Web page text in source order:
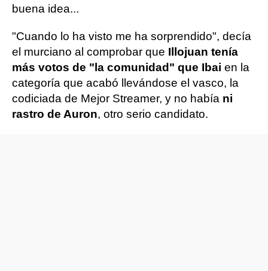
buena idea...
"Cuando lo ha visto me ha sorprendido", decía
el murciano al comprobar que Illojuan tenía
más votos de "la comunidad" que Ibai en la
categoría que acabó llevándose el vasco, la
codiciada de Mejor Streamer, y no había ni
rastro de Auron, otro serio candidato.